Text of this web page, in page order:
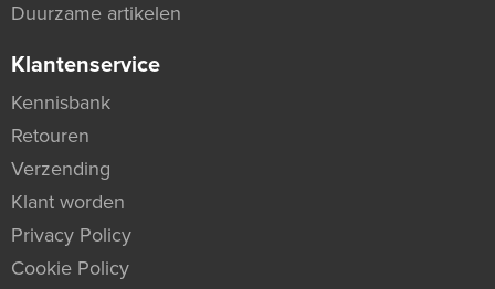
Duurzame artikelen
Klantenservice
Kennisbank
Retouren
Verzending
Klant worden
Privacy Policy
Cookie Policy